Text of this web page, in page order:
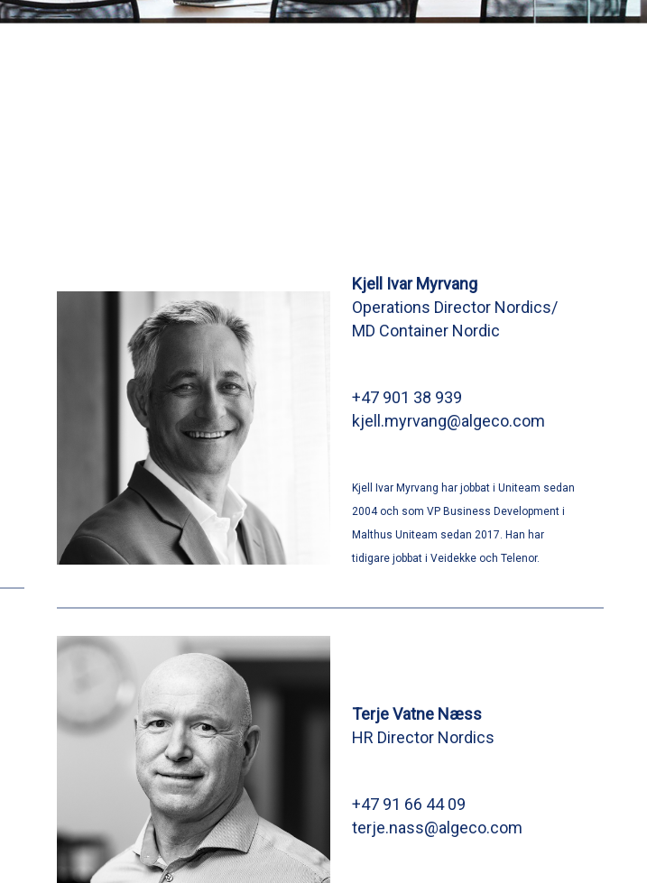
Kjell Ivar Myrvang
Operations Director Nordics/
MD Container Nordic
+47 901 38 939
kjell.myrvang@algeco.com
Kjell Ivar Myrvang har jobbat i Uniteam sedan
2004 och som VP Business Development i
Malthus Uniteam sedan 2017. Han har
tidigare jobbat i Veidekke och Telenor.
Terje Vatne Næss
HR Director Nordics
+47 91 66 44 09
terje.nass@algeco.com